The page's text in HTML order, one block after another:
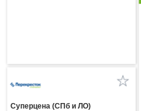
Суперцена (СПб и ЛО)